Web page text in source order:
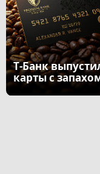
Т-Банк
карты с